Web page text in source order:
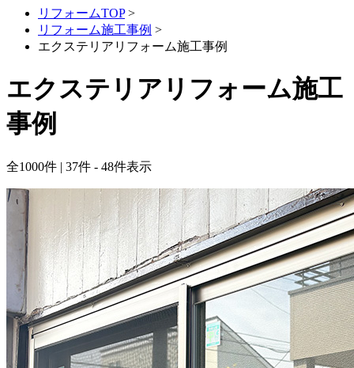
リフォームTOP>
リフォーム施工事例 >
エクステリアリフォーム施工事例
エクステリアリフォーム施工
事例
全1000件 | 37件 - 48件表示